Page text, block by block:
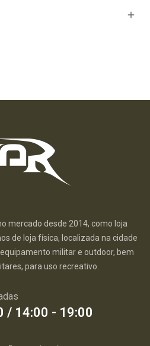

mercado desde 2014, como loja
de loja física, localizada na cidade
militar e outdoor, bem
para uso recreativo.
/ 14:00 - 19:00